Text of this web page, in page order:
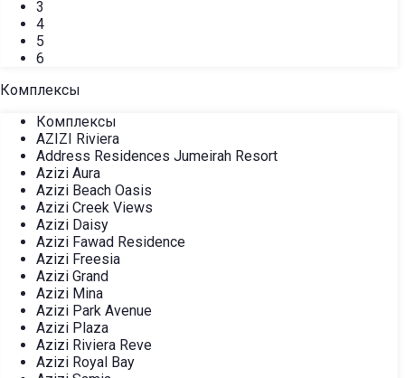
3
4
5
6
Комплексы
Комплексы
AZIZI Riviera
Address Residences Jumeirah Resort
Azizi Aura
Azizi Beach Oasis
Azizi Creek Views
Azizi Daisy
Azizi Fawad Residence
Azizi Freesia
Azizi Grand
Azizi Mina
Azizi Park Avenue
Azizi Plaza
Azizi Riviera Reve
Azizi Royal Bay